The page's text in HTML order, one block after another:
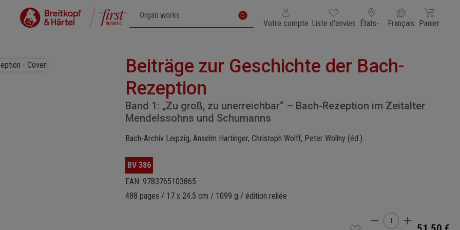
Votre compte Vous avez 0 articles dans votre liste de souhaits
Liste d'envies États-Unis d'Amérique
Français Le panier
Panier
Beiträge zur Geschichte der Bach-
Rezeption
Band 1: „Zu groß, zu unerreichbar“ – Bach-Rezeption im Zeitalter
Mendelssohns und Schumanns
Bach-Archiv Leipzig, Anselm Hartinger, Christoph Wolff, Peter Wollny (éd.)
BV 386
EAN: 9783765103865
488 pages / 17 x 24.5 cm / 1099 g / édition reliée
Quantité de